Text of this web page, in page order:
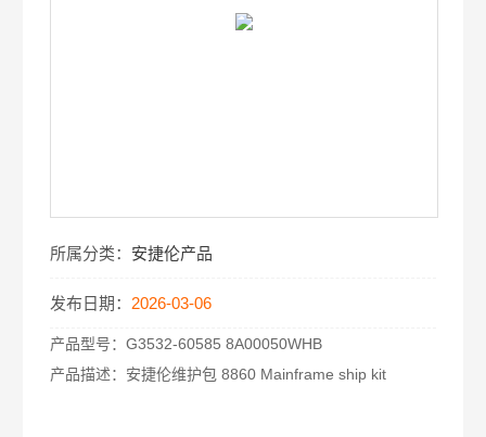
所属分类： 安捷伦产品
发布日期： 2026-03-06
产品型号：G3532-60585 8A00050WHB
产品描述： 安捷伦维护包 8860 Mainframe ship kit